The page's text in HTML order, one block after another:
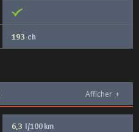
193 ch
Afficher +
6,3 l/100 km